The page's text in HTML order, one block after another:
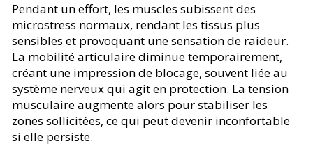
Pendant un effort, les muscles subissent des
microstress normaux, rendant les tissus plus
sensibles et provoquant une sensation de raideur.
La mobilité articulaire diminue temporairement,
créant une impression de blocage, souvent liée au
système nerveux qui agit en protection. La tension
musculaire augmente alors pour stabiliser les
zones sollicitées, ce qui peut devenir inconfortable
si elle persiste.